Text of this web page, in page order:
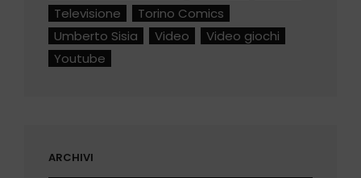
Televisione
Torino Comics
Umberto Sisia
Video
Video giochi
Youtube
ARCHIVI